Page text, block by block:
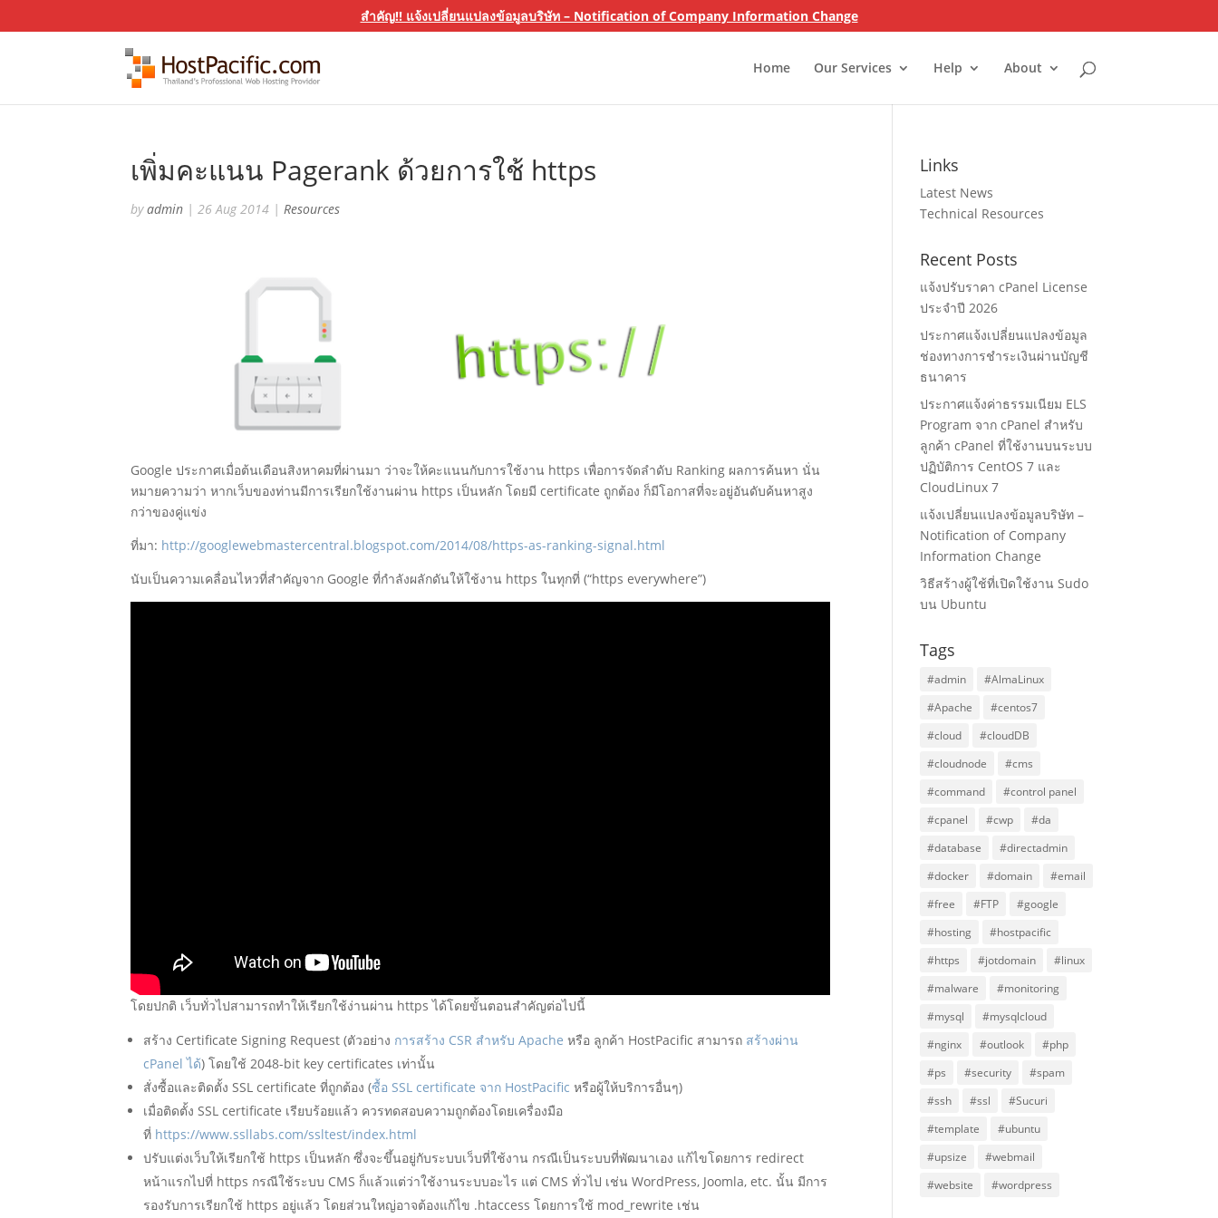
สำคัญ!! แจ้งเปลี่ยนแปลงข้อมูลบริษัท – Notification of Company Information Change
Home Our Services Help About
เพิ่มคะแนน Pagerank ด้วยการใช้ https
byadmin |26 Aug 2014 |Resources
Google ประกาศเมื่อต้นเดือนสิงหาคมที่ผ่านมา ว่าจะให้คะแนนกับการใช้งาน https เพื่อการจัดลำดับ Ranking ผลการค้นหา นั่น
หมายความว่า หากเว็บของท่านมีการเรียกใช้งานผ่าน https เป็นหลัก โดยมี certificate ถูกต้อง ก็มีโอกาสที่จะอยู่อันดับค้นหาสูง
กว่าของคู่แข่ง
ที่มา: http://googlewebmastercentral.blogspot.com/2014/08/https-as-ranking-signal.html
นับเป็นความเคลื่อนไหวที่สำคัญจาก Google ที่กำลังผลักดันให้ใช้งาน https ในทุกที่ (“https everywhere”)
โดยปกติ เว็บทั่วไปสามารถทำให้เรียกใช้ง่านผ่าน https ได้โดยขั้นตอนสำคัญต่อไปนี้
สร้าง Certificate Signing Request (ตัวอย่าง การสร้าง CSR สำหรับ Apache หรือ ลูกค้า HostPacific สามารถ สร้างผ่าน
cPanel ได้) โดยใช้ 2048-bit key certificates เท่านั้น
สั่งซื้อและติดตั้ง SSL certificate ที่ถูกต้อง (ซื้อ SSL certificate จาก HostPacific หรือผู้ให้บริการอื่นๆ)
เมื่อติดตั้ง SSL certificate เรียบร้อยแล้ว ควรทดสอบความถูกต้องโดยเครื่องมือ
ที่ https://www.ssllabs.com/ssltest/index.html
ปรับแต่งเว็บให้เรียกใช้ https เป็นหลัก ซึ่งจะขึ้นอยู่กับระบบเว็บที่ใช้งาน กรณีเป็นระบบที่พัฒนาเอง แก้ไขโดยการ redirect
หน้าแรกไปที่ https กรณีใช้ระบบ CMS ก็แล้วแต่ว่าใช้งานระบบอะไร แต่ CMS ทั่วไป เช่น WordPress, Joomla, etc. นั้น มีการ
รองรับการเรียกใช้ https อยู่แล้ว โดยส่วนใหญ่อาจต้องแก้ไข .htaccess โดยการใช้ mod_rewrite เช่น
Links
Latest News
Technical Resources
Recent Posts
แจ้งปรับราคา cPanel License
ประจำปี 2026
ประกาศแจ้งเปลี่ยนแปลงข้อมูล
ช่องทางการชำระเงินผ่านบัญชี
ธนาคาร
ประกาศแจ้งค่าธรรมเนียม ELS
Program จาก cPanel สำหรับ
ลูกค้า cPanel ที่ใช้งานบนระบบ
ปฏิบัติการ CentOS 7 และ
CloudLinux 7
แจ้งเปลี่ยนแปลงข้อมูลบริษัท –
Notification of Company
Information Change
วิธีสร้างผู้ใช้ที่เปิดใช้งาน Sudo
บน Ubuntu
Tags
#admin
#AlmaLinux
#Apache
#centos7
#cloud
#cloudDB
#cloudnode
#cms
#command
#control panel
#cpanel
#cwp
#da
#database
#directadmin
#docker
#domain
#email
#free
#FTP
#google
#hosting
#hostpacific
#https
#jotdomain
#linux
#malware
#monitoring
#mysql
#mysqlcloud
#nginx
#outlook
#php
#ps
#security
#spam
#ssh
#ssl
#Sucuri
#template
#ubuntu
#upsize
#webmail
#website
#wordpress